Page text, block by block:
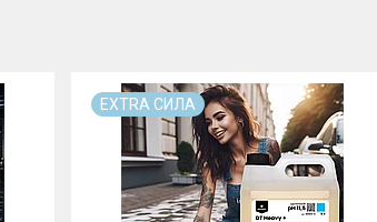
EXTRA СИЛА